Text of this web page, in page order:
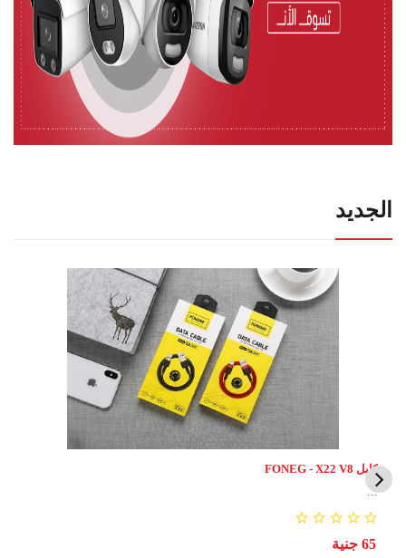
الجديد
كابل FONEG - X22 V8
...
65 جنية